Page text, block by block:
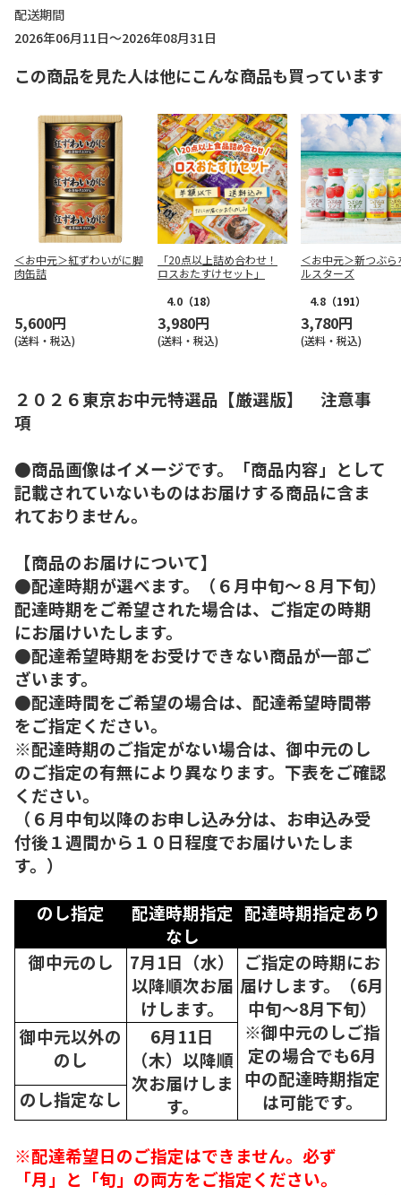
配送期間
2026年06月11日～2026年08月31日
この商品を見た人は他にこんな商品も買っています
＜お中元＞紅ずわいがに脚
肉缶詰
5,600円
(送料・税込)
「20点以上詰め合わせ！
ロスおたすけセット」
4.0 （18）
3,980円
(送料・税込)
＜お中元＞新つぶら
ルスターズ
4.8 （191）
3,780円
(送料・税込)
２０２６東京お中元特選品【厳選版】 注意事
項
●商品画像はイメージです。「商品内容」として
記載されていないものはお届けする商品に含ま
れておりません。
【商品のお届けについて】
●配達時期が選べます。（６月中旬～８月下旬）
配達時期をご希望された場合は、ご指定の時期
にお届けいたします。
●配達希望時期をお受けできない商品が一部ご
ざいます。
●配達時間をご希望の場合は、配達希望時間帯
をご指定ください。
※配達時期のご指定がない場合は、御中元のし
のご指定の有無により異なります。下表をご確認
ください。
（６月中旬以降のお申し込み分は、お申込み受
付後１週間から１０日程度でお届けいたしま
す。）
のし指定
配達時期指定
なし
配達時期指定あり
御中元のし
7月1日（水）
以降順次お届
けします。
ご指定の時期にお
届けします。（6月
中旬～8月下旬）
※御中元のしご指
定の場合でも6月
中の配達時期指定
は可能です。
御中元以外の
のし
6月11日
（木）以降順
次お届けしま
す。
のし指定なし
※配達希望日のご指定はできません。必ず
「月」と「旬」の両方をご指定ください。